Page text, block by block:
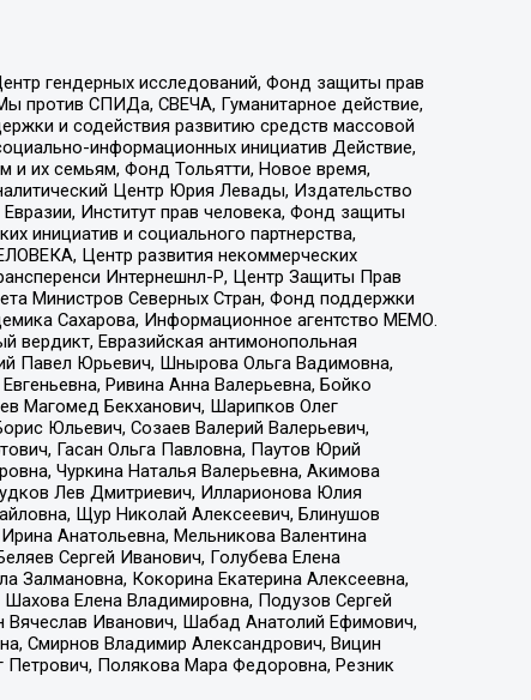
гендерных исследований, Фонд защиты прав
против СПИДа, СВЕЧА, Гуманитарное действие,
и содействия развитию средств массовой
информационных инициатив Действие,
их семьям, Фонд Тольятти, Новое время,
Центр Юрия Левады, Издательство
Институт прав человека, Фонд защиты
инициатив и социального партнерства,
Центр развития некоммерческих
Интернешнл-Р, Центр Защиты Прав
Министров Северных Стран, Фонд поддержки
Сахарова, Информационное агентство МЕМО.
вердикт, Евразийская антимонопольная
Павел Юрьевич, Шнырова Ольга Вадимовна,
Ривина Анна Валерьевна, Бойко
Магомед Бекханович, Шарипков Олег
Юльевич, Созаев Валерий Валерьевич,
Гасан Ольга Павловна, Паутов Юрий
Чуркина Наталья Валерьевна, Акимова
Лев Дмитриевич, Илларионова Юлия
Щур Николай Алексеевич, Блинушов
Анатольевна, Мельникова Валентина
Сергей Иванович, Голубева Елена
Залмановна, Кокорина Екатерина Алексеевна,
Елена Владимировна, Подузов Сергей
Вячеслав Иванович, Шабад Анатолий Ефимович,
Смирнов Владимир Александрович, Вицин
Петрович, Полякова Мара Федоровна, Резник